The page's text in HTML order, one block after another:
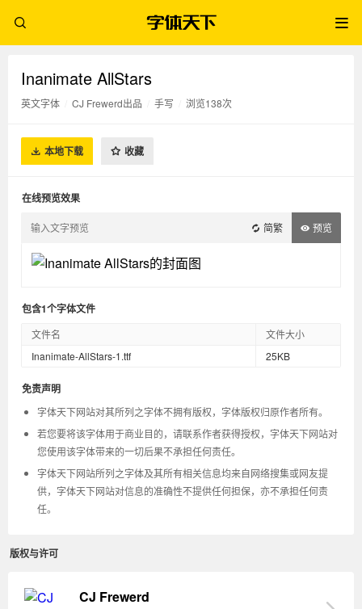
Inanimate AllStars
英文字体 CJ Frewerd出品 手写 浏览138次
本地下载 收藏
在线预览效果
简繁 预览
包含1个字体文件
文件名
文件大小
Inanimate-AllStars-1.ttf
25KB
免责声明
字体天下网站对其所列之字体不拥有版权，字体版权归原作者所有。
若您要将该字体用于商业目的，请联系作者获得授权，字体天下网站对
您使用该字体带来的一切后果不承担任何责任。
字体天下网站所列之字体及其所有相关信息均来自网络搜集或网友提
供，字体天下网站对信息的准确性不提供任何担保，亦不承担任何责
任。
版权与许可
CJ Frewerd